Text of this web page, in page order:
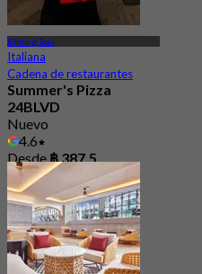
Khlong Toei
Italiana
Cadena de restaurantes
Summer's Pizza
24BLVD
Nuevo
4.6
Desde ฿ 387.5